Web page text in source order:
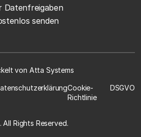
Datenfreigaben
senden
von Atta Systems
Cookie-
Richtlinie
DSGVO
All Rights Reserved.